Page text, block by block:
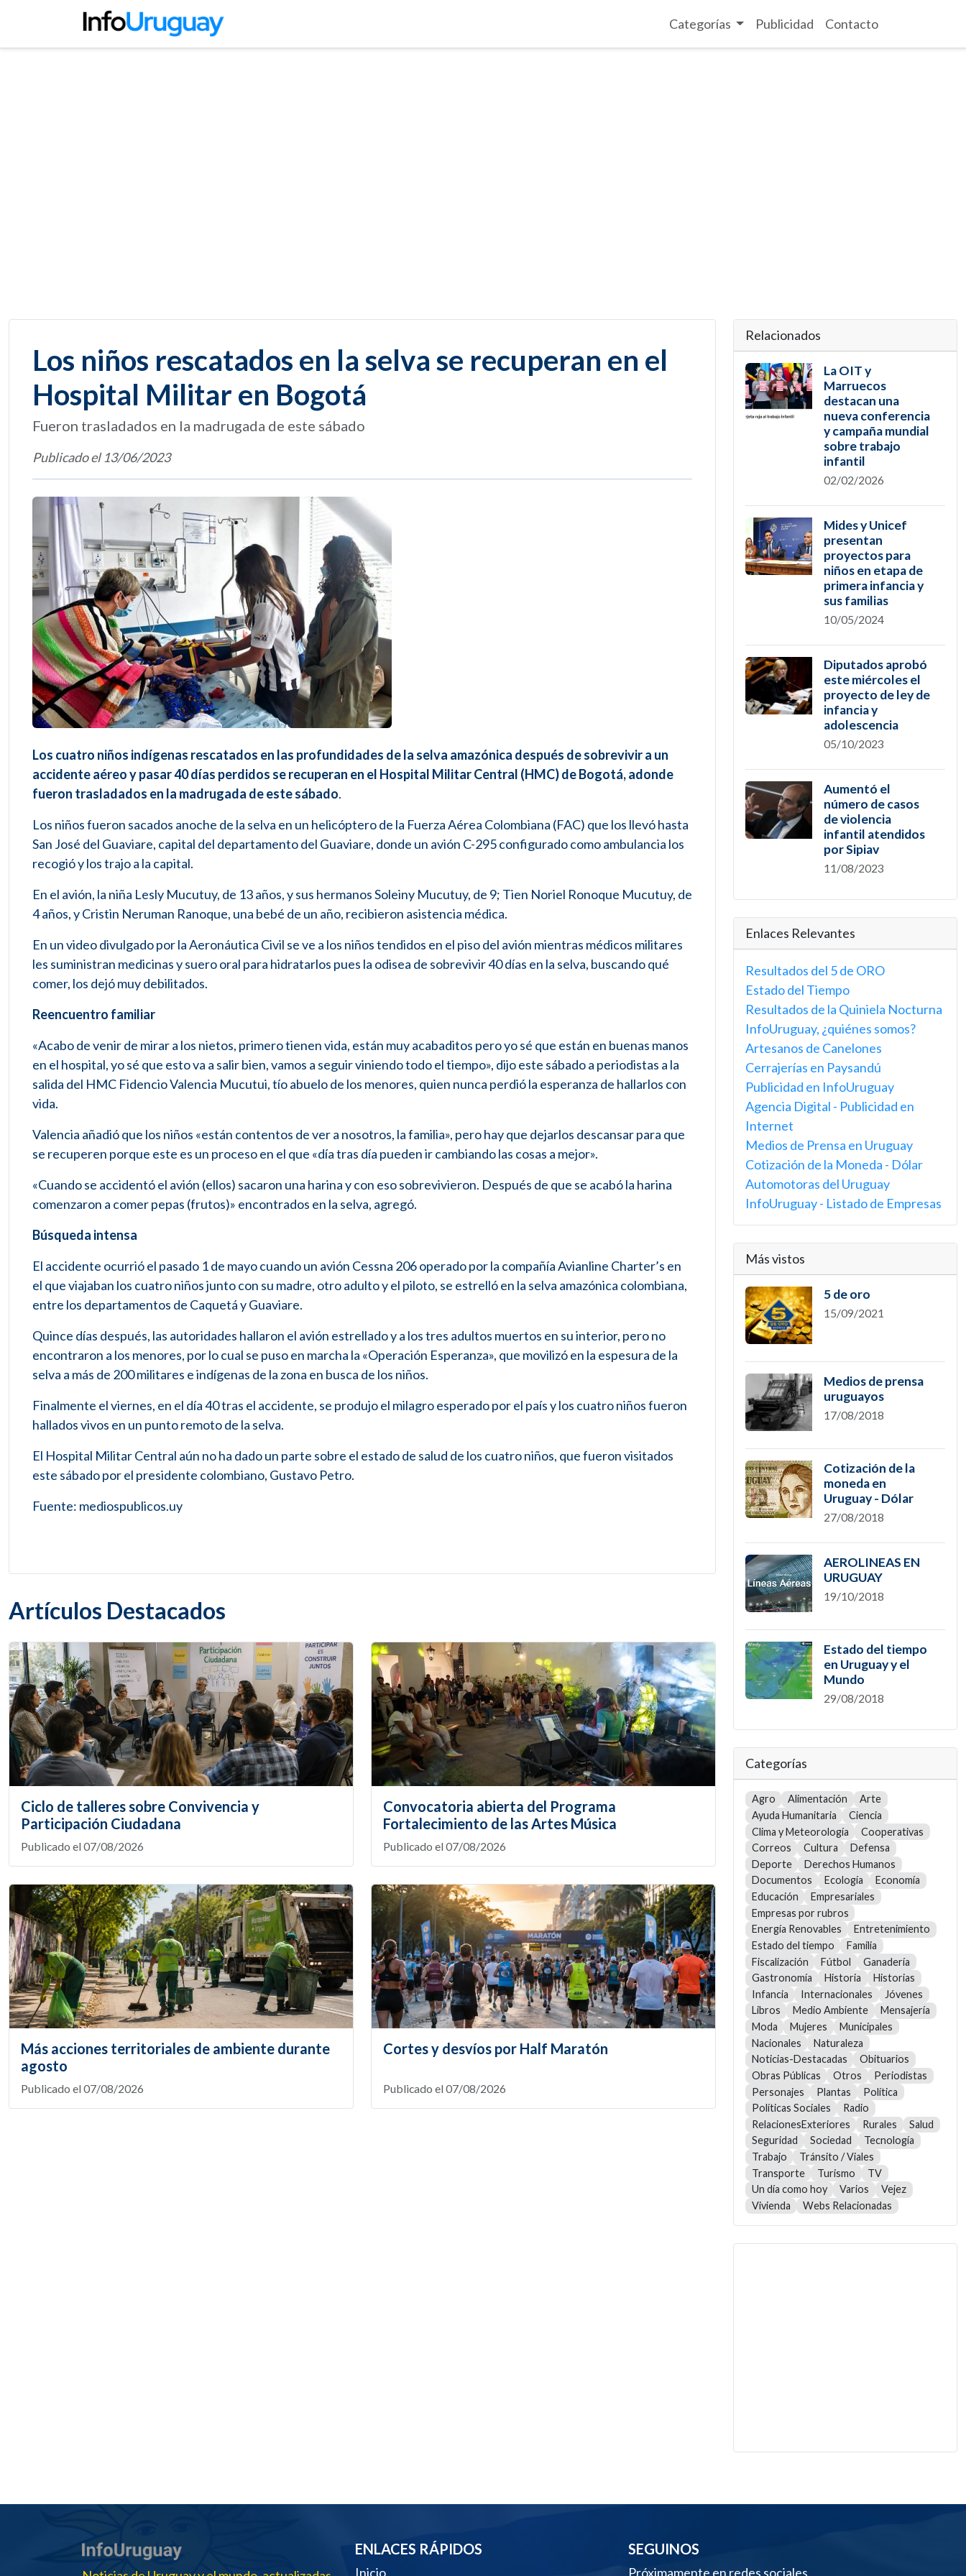
Categorías Publicidad Contacto
Los niños rescatados en la selva se recuperan en el
Hospital Militar en Bogotá
Fueron trasladados en la madrugada de este sábado
Publicado el 13/06/2023
Los cuatro niños indígenas rescatados en las profundidades de la selva amazónica después de sobrevivir a un
accidente aéreo y pasar 40 días perdidos se recuperan en el Hospital Militar Central (HMC) de Bogotá, adonde
fueron trasladados en la madrugada de este sábado.
Los niños fueron sacados anoche de la selva en un helicóptero de la Fuerza Aérea Colombiana (FAC) que los llevó hasta
San José del Guaviare, capital del departamento del Guaviare, donde un avión C-295 configurado como ambulancia los
recogió y los trajo a la capital.
En el avión, la niña Lesly Mucutuy, de 13 años, y sus hermanos Soleiny Mucutuy, de 9; Tien Noriel Ronoque Mucutuy, de
4 años, y Cristin Neruman Ranoque, una bebé de un año, recibieron asistencia médica.
En un video divulgado por la Aeronáutica Civil se ve a los niños tendidos en el piso del avión mientras médicos militares
les suministran medicinas y suero oral para hidratarlos pues la odisea de sobrevivir 40 días en la selva, buscando qué
comer, los dejó muy debilitados.
Reencuentro familiar
«Acabo de venir de mirar a los nietos, primero tienen vida, están muy acabaditos pero yo sé que están en buenas manos
en el hospital, yo sé que esto va a salir bien, vamos a seguir viniendo todo el tiempo», dijo este sábado a periodistas a la
salida del HMC Fidencio Valencia Mucutui, tío abuelo de los menores, quien nunca perdió la esperanza de hallarlos con
vida.
Valencia añadió que los niños «están contentos de ver a nosotros, la familia», pero hay que dejarlos descansar para que
se recuperen porque este es un proceso en el que «día tras día pueden ir cambiando las cosas a mejor».
«Cuando se accidentó el avión (ellos) sacaron una harina y con eso sobrevivieron. Después de que se acabó la harina
comenzaron a comer pepas (frutos)» encontrados en la selva, agregó.
Búsqueda intensa
El accidente ocurrió el pasado 1 de mayo cuando un avión Cessna 206 operado por la compañía Avianline Charter’s en
el que viajaban los cuatro niños junto con su madre, otro adulto y el piloto, se estrelló en la selva amazónica colombiana,
entre los departamentos de Caquetá y Guaviare.
Quince días después, las autoridades hallaron el avión estrellado y a los tres adultos muertos en su interior, pero no
encontraron a los menores, por lo cual se puso en marcha la «Operación Esperanza», que movilizó en la espesura de la
selva a más de 200 militares e indígenas de la zona en busca de los niños.
Finalmente el viernes, en el día 40 tras el accidente, se produjo el milagro esperado por el país y los cuatro niños fueron
hallados vivos en un punto remoto de la selva.
El Hospital Militar Central aún no ha dado un parte sobre el estado de salud de los cuatro niños, que fueron visitados
este sábado por el presidente colombiano, Gustavo Petro.
Fuente: mediospublicos.uy
Artículos Destacados
Ciclo de talleres sobre Convivencia y
Participación Ciudadana
Publicado el 07/08/2026
Convocatoria abierta del Programa
Fortalecimiento de las Artes Música
Publicado el 07/08/2026
Más acciones territoriales de ambiente durante
agosto
Publicado el 07/08/2026
Cortes y desvíos por Half Maratón
Publicado el 07/08/2026
Relacionados
La OIT y
Marruecos
destacan una
nueva conferencia
y campaña mundial
sobre trabajo
infantil
02/02/2026
Mides y Unicef
presentan
proyectos para
niños en etapa de
primera infancia y
sus familias
10/05/2024
Diputados aprobó
este miércoles el
proyecto de ley de
infancia y
adolescencia
05/10/2023
Aumentó el
número de casos
de violencia
infantil atendidos
por Sipiav
11/08/2023
Enlaces Relevantes
Resultados del 5 de ORO
Estado del Tiempo
Resultados de la Quiniela Nocturna
InfoUruguay, ¿quiénes somos?
Artesanos de Canelones
Cerrajerías en Paysandú
Publicidad en InfoUruguay
Agencia Digital - Publicidad en
Internet
Medios de Prensa en Uruguay
Cotización de la Moneda - Dólar
Automotoras del Uruguay
InfoUruguay - Listado de Empresas
Más vistos
5 de oro
15/09/2021
Medios de prensa
uruguayos
17/08/2018
Cotización de la
moneda en
Uruguay - Dólar
27/08/2018
AEROLINEAS EN
URUGUAY
19/10/2018
Estado del tiempo
en Uruguay y el
Mundo
29/08/2018
Categorías
Agro Alimentación
Arte
Ayuda Humanitaria
Ciencia
Clima y Meteorología
Cooperativas
Correos
Cultura
Defensa
Deporte
Derechos Humanos
Documentos
Ecología
Economía
Educación
Empresariales
Empresas por rubros
Energía Renovables
Entretenimiento
Estado del tiempo
Familia
Fiscalización
Fútbol
Ganadería
Gastronomía
Historia
Historias
Infancia
Internacionales
Jóvenes
Libros
Medio Ambiente
Mensajería
Moda
Mujeres
Municipales
Nacionales
Naturaleza
Noticias-Destacadas
Obituarios
Obras Públicas
Otros
Periodistas
Personajes
Plantas
Política
Políticas Sociales
Radio
RelacionesExteriores
Rurales
Salud
Seguridad
Sociedad
Tecnología
Trabajo
Tránsito / Viales
Transporte
Turismo
TV
Un día como hoy
Varios
Vejez
Vivienda
Webs Relacionadas
ENLACES RÁPIDOS
Inicio
SEGUINOS
Próximamente en redes sociales.